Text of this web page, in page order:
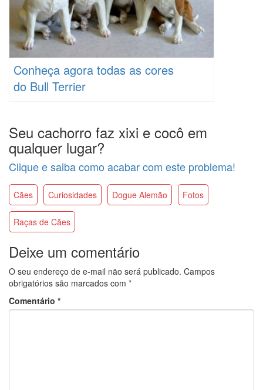
Conheça agora todas as cores
do Bull Terrier
Seu cachorro faz xixi e cocô em
qualquer lugar?
Clique e saiba como acabar com este problema!
Cães Curiosidades Dogue Alemão Fotos
Raças de Cães
Deixe um comentário
O seu endereço de e-mail não será publicado. Campos
obrigatórios são marcados com *
Comentário *